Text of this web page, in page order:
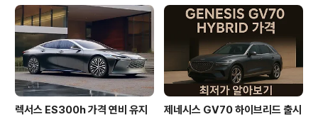
렉서스 ES300h 가격 연비 유지
제네시스 GV70 하이브리드 출시